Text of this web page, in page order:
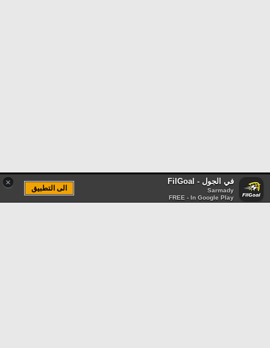
× في الجول - FilGoal
Sarmady
FREE - In Google Play
الى التطبيق